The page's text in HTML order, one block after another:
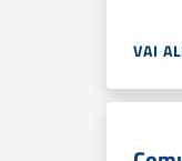
VAI